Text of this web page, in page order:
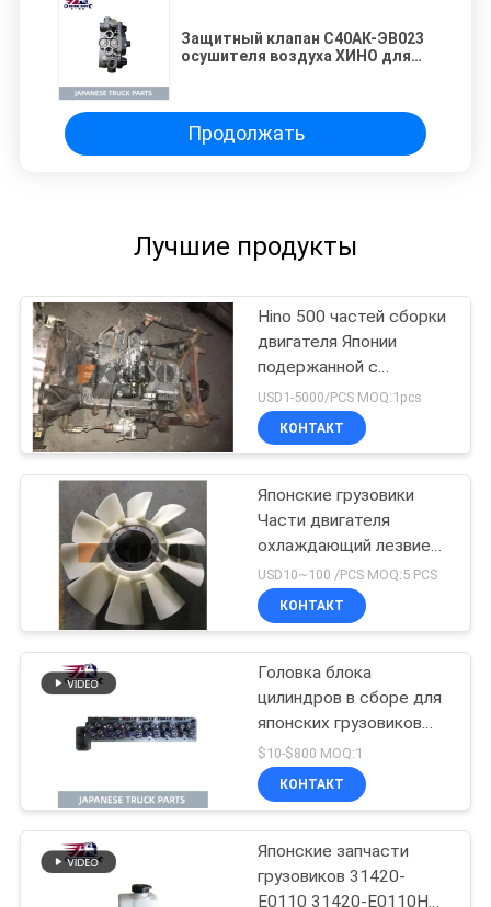
Защитный клапан С40АК-ЭВ023
осушителя воздуха ХИНО для
Продолжать
Лучшие продукты
Hino 500 частей сборки
двигателя Японии
подержанной с
передачей для
хорошего состояния
ряда J08CT HINO 500
USD1-5000/PCS MOQ:1pcs
КОНТАКТ
Японские грузовики
Части двигателя
охлаждающий лезвие
вентилятора Для HINO
500 RANGER J08E EURO
4 10 лезвий
USD10~100 /PCS MOQ:5 PCS
КОНТАКТ
Головка блока
цилиндров в сборе для
японских грузовиков
HINO 500 RANGER
J08C-UJ J08CT OEM
11101-E0541
$10-$800 MOQ:1
КОНТАКТ
Японские запчасти
грузовиков 31420-
E0110 31420-E0110HP